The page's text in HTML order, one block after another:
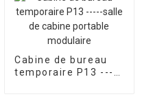
Cabine de bureau
temporaire P13 -----